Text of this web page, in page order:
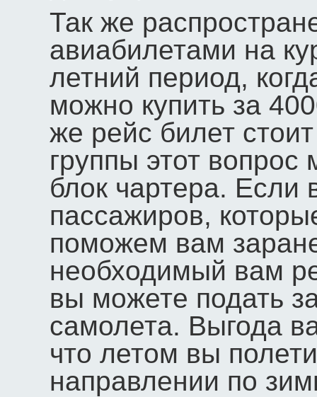
Так же
авиабилетами на
летний период,
можно купить за
же рейс билет
группы этот
блок чартера. Если
пассажиров,
поможем вам
необходимый вам
вы можете подать
самолета. Выгода
что летом вы
направлении по